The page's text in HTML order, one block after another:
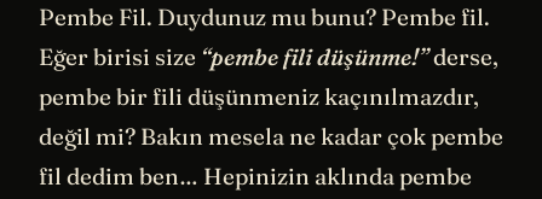
Pembe Fil. Duydunuz mu bunu? Pembe fil.
Eğer birisi size “pembe fili düşünme!”derse,
pembe bir fili düşünmeniz kaçınılmazdır,
değil mi? Bakın mesela ne kadar çok pembe
fil dedim ben… Hepinizin aklında pembe